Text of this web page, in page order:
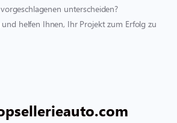
unterscheiden?
helfen Ihnen, Ihr Projekt zum Erfolg zu